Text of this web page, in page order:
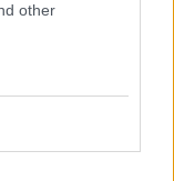
other
es évekbeli
bőkezűen
Első